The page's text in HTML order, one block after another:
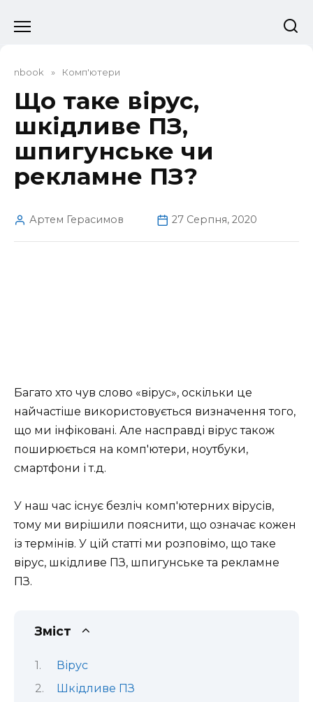
до
nbook » Комп'ютери
Що таке вірус,
шкідливе ПЗ,
шпигунське чи
рекламне ПЗ?
Артем Герасимов 27 Серпня, 2020
Багато хто чув слово «вірус», оскільки це
найчастіше використовується визначення того,
що ми інфіковані. Але насправді вірус також
поширюється на комп'ютери, ноутбуки,
смартфони і т.д.
У наш час існує безліч комп'ютерних вірусів,
тому ми вирішили пояснити, що означає кожен
із термінів. У цій статті ми розповімо, що таке
вірус, шкідливе ПЗ, шпигунське та рекламне
ПЗ.
Зміст
Вірус
Шкідливе ПЗ